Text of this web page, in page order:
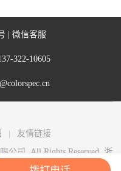
微信客服
322-10605
友情链接
公司. All Rights Reserved.浙
号-5